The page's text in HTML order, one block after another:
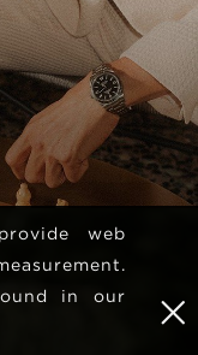
web
in our